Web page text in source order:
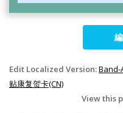
Edit Localized Version:Band-
贴康复贺卡(CN)
View this